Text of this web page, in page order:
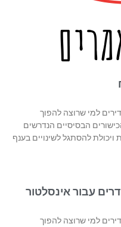
למי שרוצה להפוך
הבסיסיים הנדרשים
להסתגל לשינויים בענף
עבור אינסלטור
למי שרוצה להפוך